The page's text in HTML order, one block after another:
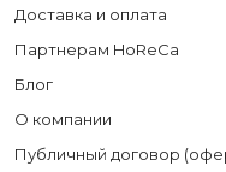
Доставка и оплата
Партнерам HoReCa
Блог
О компании
Публичный договор